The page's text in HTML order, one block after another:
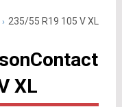
235/55 R19 105 V XL
XL